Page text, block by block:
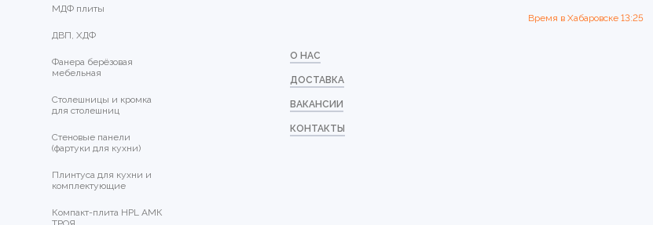
МДФ плиты
ДВП, ХДФ
Фанера берёзовая
мебельная
Столешницы и кромка
для столешниц
Стеновые панели
(фартуки для кухни)
Плинтуса для кухни и
комплектующие
Компакт-плита HPL АМК
О НАС
ДОСТАВКА
ВАКАНСИИ
КОНТАКТЫ
Время в Хабаровске 13:25